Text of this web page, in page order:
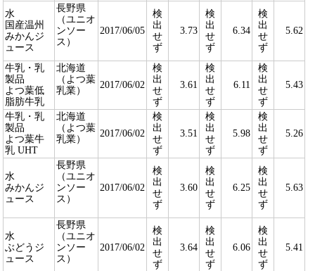
水
国産温州
みかんジ
ュース
長野県
（ユニオ
ンソー
ス）
2017/06/05
検
出
せ
ず
3.73
検
出
せ
ず
6.34
検
出
せ
ず
5.62
牛乳・乳
製品
よつ葉低
脂肪牛乳
北海道
（よつ葉
乳業）
2017/06/02
検
出
せ
ず
3.61
検
出
せ
ず
6.11
検
出
せ
ず
5.43
牛乳・乳
製品
よつ葉牛
乳 UHT
北海道
（よつ葉
乳業）
2017/06/02
検
出
せ
ず
3.51
検
出
せ
ず
5.98
検
出
せ
ず
5.26
水
みかんジ
ュース
長野県
（ユニオ
ンソー
ス）
2017/06/02
検
出
せ
ず
3.60
検
出
せ
ず
6.25
検
出
せ
ず
5.63
水
ぶどうジ
ュース
長野県
（ユニオ
ンソー
ス）
2017/06/02
検
出
せ
ず
3.64
検
出
せ
ず
6.06
検
出
せ
ず
5.41